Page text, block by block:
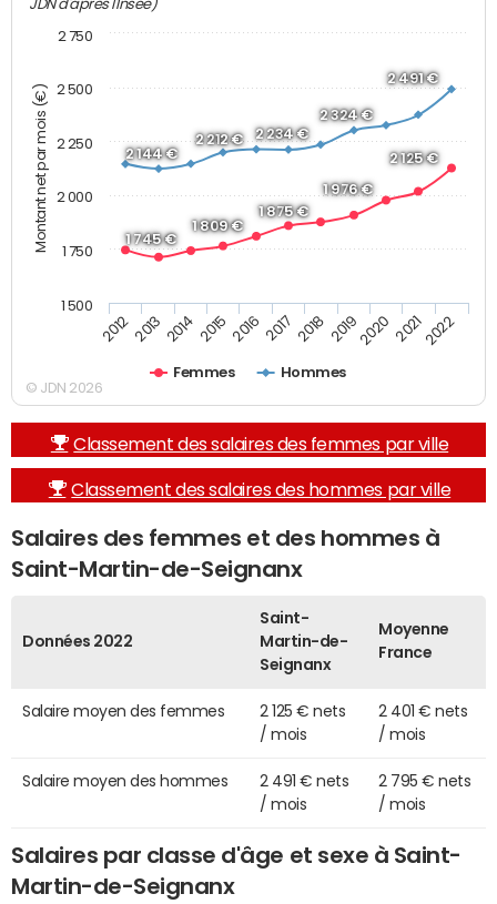
Montant net par mois (€) 1 745 €
1 809 €
1 875 €
1 976 €
2 125 €
2 144 €
2 212 € 2 234 €
2 324 €
2 491 €
Femmes Hommes
2012 2013 2014 2015 2016 2017 2018 20192020 20212022
1 500
1 750
2 000
2 250
2 500
2 750
© JDN 2026
Classement des salaires des femmes par ville
Classement des salaires des hommes par ville
Salaires des femmes et des hommes à
Saint-Martin-de-Seignanx
Données 2022
Saint-
Martin-de-
Seignanx
Moyenne
France
Salaire moyen des femmes
2 125 € nets
/ mois
2 401 € nets
/ mois
Salaire moyen des hommes
2 491 € nets
/ mois
2 795 € nets
/ mois
Salaires par classe d'âge et sexe à Saint-
Martin-de-Seignanx